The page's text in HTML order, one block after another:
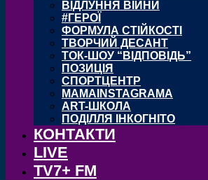
ВІДЛУННЯ ВІЙНИ
#ГЕРОЇ
ФОРМУЛА СТІЙКОСТІ
ТВОРЧИЙ ДЕСАНТ
ТОК-ШОУ “ВІДПОВІДЬ”
ПОЗИЦІЯ
СПОРТЦЕНТР
MAMAINSTAGRAMA
ART-ШКОЛА
ПОДІЛЛЯ ІНКОГНІТО
КОНТАКТИ
LIVE
TV7+ FM